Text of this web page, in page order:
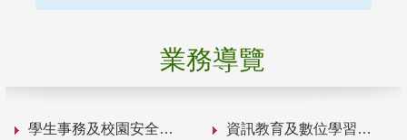
業務導覽
學生事務及校園安全 資訊教育及數位學習